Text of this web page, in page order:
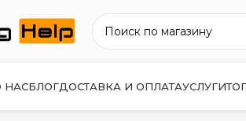
НАСБЛОГДОСТАВКА И ОПЛАТАУСЛУГИ